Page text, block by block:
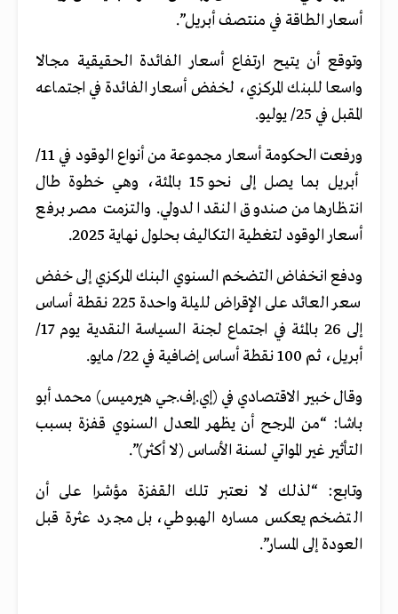
أسعار الطاقة في منتصف أبريل”.
وتوقع أن يتيح ارتفاع أسعار الفائدة الحقيقية مجالا
واسعا للبنك المركزي، لخفض أسعار الفائدة في اجتماعه
المقبل في 25/ يوليو.
ورفعت الحكومة أسعار مجموعة من أنواع الوقود في 11/
أبريل بما يصل إلى نحو 15 بالمئة، وهي خطوة طال
انتظارها من صندوق النقد الدولي. والتزمت مصر برفع
أسعار الوقود لتغطية التكاليف بحلول نهاية 2025.
ودفع انخفاض التضخم السنوي البنك المركزي إلى خفض
سعر العائد على الإقراض لليلة واحدة 225 نقطة أساس
إلى 26 بالمئة في اجتماع لجنة السياسة النقدية يوم 17/
أبريل، ثم 100 نقطة أساس إضافية في 22/ مايو.
وقال خبير الاقتصادي في (إي.إف.جي هيرميس) محمد أبو
باشا: “من المرجح أن يظهر المعدل السنوي قفزة بسبب
التأثير غير المواتي لسنة الأساس (لا أكثر)”.
وتابع: “لذلك لا نعتبر تلك القفزة مؤشرا على أن
التضخم يعكس مساره الهبوطي، بل مجرد عثرة قبل
العودة إلى المسار”.